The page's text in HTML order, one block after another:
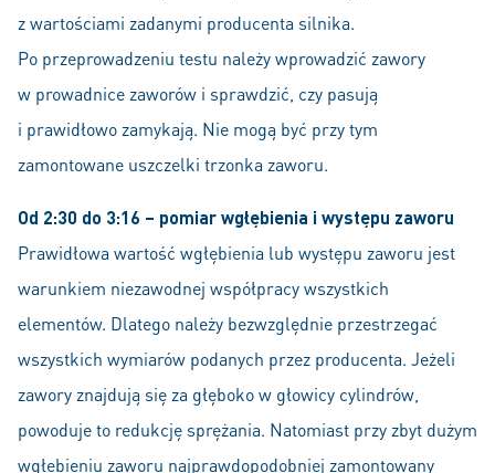
z wartościami zadanymi producenta silnika.
Po przeprowadzeniu testu należy wprowadzić zawory
w prowadnice zaworów i sprawdzić, czy pasują
i prawidłowo zamykają. Nie mogą być przy tym
zamontowane uszczelki trzonka zaworu.
Od 2:30 do 3:16 – pomiar wgłębienia i występu zaworu
Prawidłowa wartość wgłębienia lub występu zaworu jest
warunkiem niezawodnej współpracy wszystkich
elementów. Dlatego należy bezwzględnie przestrzegać
wszystkich wymiarów podanych przez producenta. Jeżeli
zawory znajdują się za głęboko w głowicy cylindrów,
powoduje to redukcję sprężania. Natomiast przy zbyt dużym
wgłębieniu zaworu najprawdopodobniej zamontowany